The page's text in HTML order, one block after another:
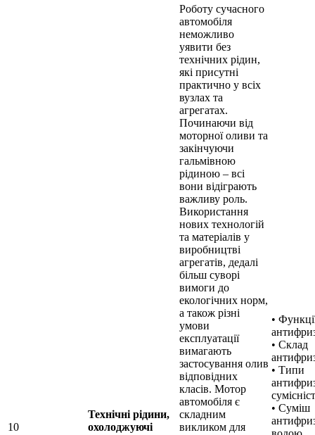
10
Технічні рідини,
охолоджуючі
Роботу сучасного
автомобіля
неможливо
уявити без
технічних рідин,
які присутні
практично у всіх
вузлах та
агрегатах.
Починаючи від
моторної оливи та
закінчуючи
гальмівною
рідиною – всі
вони відіграють
важливу роль.
Використання
нових технологій
та матеріалів у
виробництві
агрегатів, дедалі
більш суворі
вимоги до
екологічних норм,
а також різні
умови
експлуатації
вимагають
застосування олив
відповідних
класів. Мотор
автомобіля є
складним
викликом для
•
• Склад
• Типи
• Суміш